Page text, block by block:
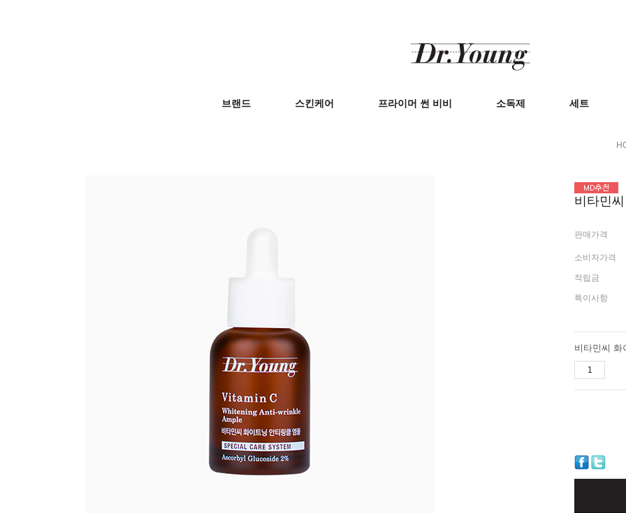
브랜드 스킨케어 프라이머 썬 비비 소독제 세트
비타민
판매가격
소비자가격
적립금
특이사항
비타민씨 화